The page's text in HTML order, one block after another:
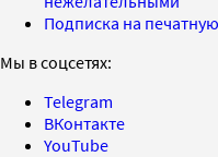
Подписка на
Мы в соцсетях:
Telegram
ВКонтакте
YouTube